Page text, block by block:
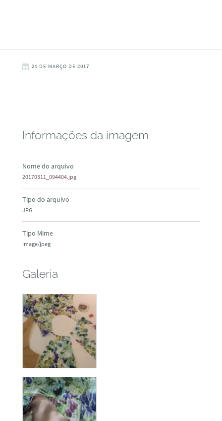
21 DE MARÇO DE 2017
Informações da imagem
Nome do arquivo
20170311_094404.jpg
Tipo do arquivo
JPG
Tipo Mime
image/jpeg
Galeria